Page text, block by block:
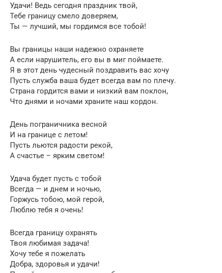
Удачи! Ведь сегодня праздник твой,
Тебе границу смело доверяем,
Ты — лучший, мы гордимся все тобой!
Вы границы наши надежно охраняете
А если нарушитель, его вы в миг поймаете.
Я в этот день чудесный поздравить вас хочу
Пусть служба ваша будет всегда вам по плечу.
Страна гордится вами и низкий вам поклон,
Что днями и ночами храните наш кордон.
День пограничника весной
И на границе с летом!
Пусть льются радости рекой,
А счастье – ярким светом!
Удача будет пусть с тобой
Всегда — и днем и ночью,
Горжусь тобою, мой герой,
Люблю тебя я очень!
Всегда границу охранять
Твоя любимая задача!
Хочу тебе я пожелать
Добра, здоровья и удачи!